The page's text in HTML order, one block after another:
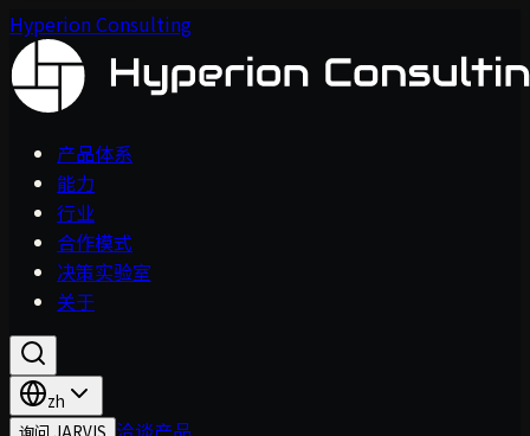
Hyperion Consulting
产品体系
能力
行业
合作模式
决策实验室
关于
zh
洽谈产品